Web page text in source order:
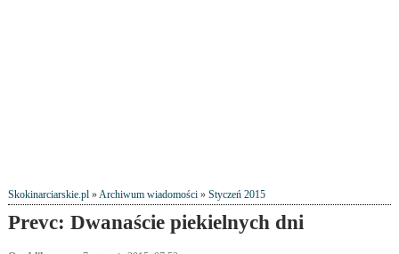
Skokinarciarskie.pl»Archiwum wiadomości» Styczeń 2015
Prevc: Dwanaście piekielnych dni